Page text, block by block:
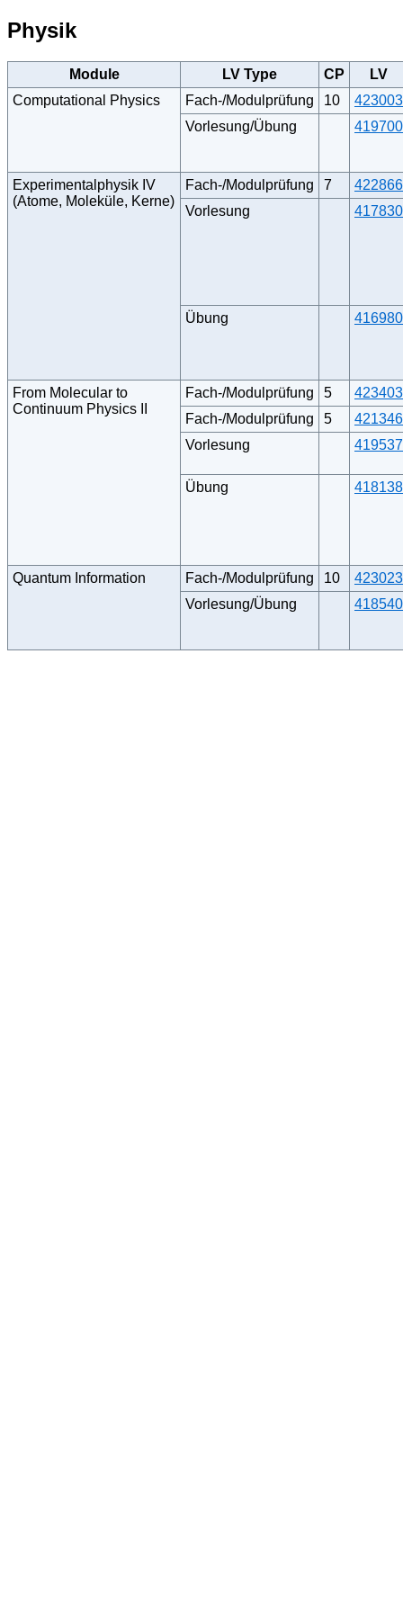
Physik
Module LV Type CP
LV
Computational Physics
Fach-/Modulprüfung 10
423003
Vorlesung/Übung
419700
Experimentalphysik IV
(Atome, Moleküle, Kerne)
Fach-/Modulprüfung 7
422866
Vorlesung
417830
Übung 416980
From Molecular to
Continuum Physics II
Fach-/Modulprüfung 5
423403
Fach-/Modulprüfung
5
421346
Vorlesung
419537
Übung 418138
Quantum Information Fach-/Modulprüfung 10
423023
Vorlesung/Übung
418540